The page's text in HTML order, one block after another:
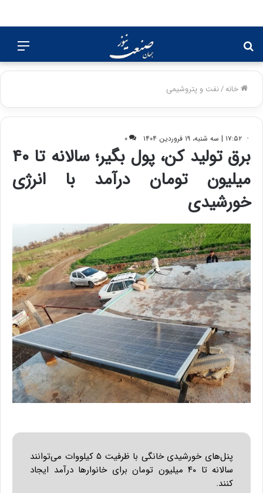
برای
خانه/نفت و پتروشیمی
۱۷:۵۲ | سه شنبه، ۱۹ فروردین ۱۴۰۴ ۰
برق تولید کن، پول بگیر؛ سالانه تا ۴۰
میلیون تومان درآمد با انرژی
خورشیدی
پنل‌های خورشیدی خانگی با ظرفیت ۵ کیلووات می‌توانند
سالانه تا ۴۰ میلیون تومان برای خانوارها درآمد ایجاد
کنند.